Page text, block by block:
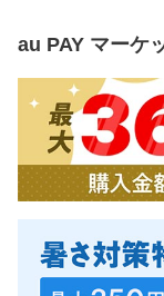
au PAY マーケ